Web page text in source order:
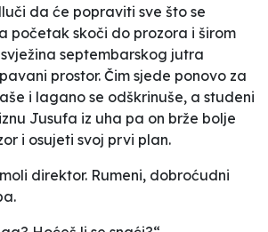
da će popraviti sve što se
početak skoči do prozora i širom
septembarskog jutra
prostor. Čim sjede ponovo za
i lagano se odškrinuše, a studeni
Jusufa iz uha pa on brže bolje
i osujeti svoj prvi plan.
direktor. Rumeni, dobroćudni